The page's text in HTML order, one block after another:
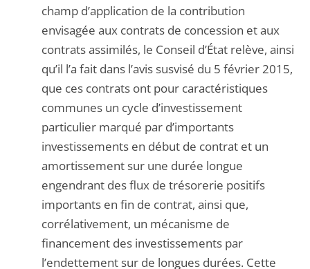
champ d’application de la contribution
envisagée aux contrats de concession et aux
contrats assimilés, le Conseil d’État relève, ainsi
qu’il l’a fait dans l’avis susvisé du 5 février 2015,
que ces contrats ont pour caractéristiques
communes un cycle d’investissement
particulier marqué par d’importants
investissements en début de contrat et un
amortissement sur une durée longue
engendrant des flux de trésorerie positifs
importants en fin de contrat, ainsi que,
corrélativement, un mécanisme de
financement des investissements par
l’endettement sur de longues durées. Cette